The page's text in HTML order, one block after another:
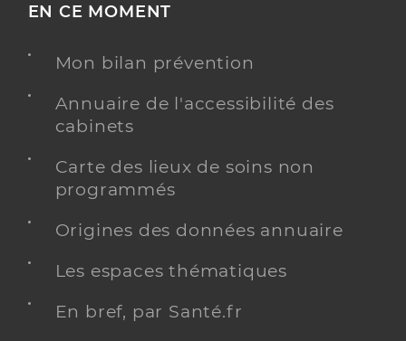
EN CE MOMENT
Mon bilan prévention
Annuaire de l'accessibilité des
cabinets
Carte des lieux de soins non
programmés
Origines des données annuaire
Les espaces thématiques
En bref, par Santé.fr